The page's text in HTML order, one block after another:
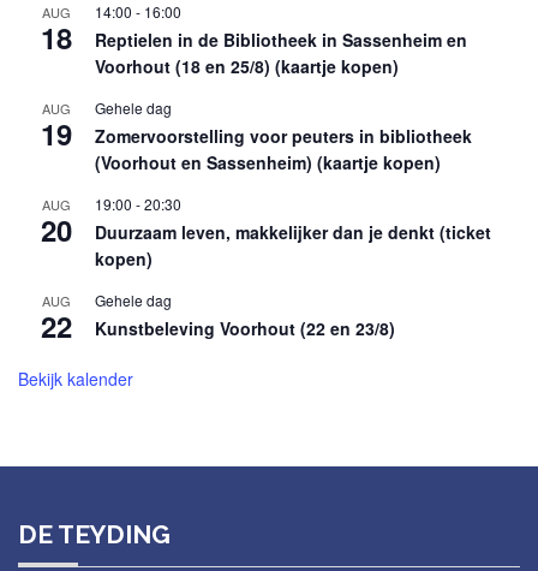
AUG
18
14:00 - 16:00
Reptielen in de Bibliotheek in Sassenheim en
Voorhout (18 en 25/8) (kaartje kopen)
AUG
19
Gehele dag
Zomervoorstelling voor peuters in bibliotheek
(Voorhout en Sassenheim) (kaartje kopen)
AUG
20
19:00 -20:30
Duurzaam leven, makkelijker dan je denkt (ticket
kopen)
AUG
22
Gehele dag
Kunstbeleving Voorhout (22 en 23/8)
Bekijk kalender
DE TEYDING